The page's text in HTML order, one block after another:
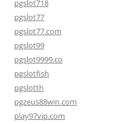
pgslot718
pgslot77
pgslot77.com
pgslot99
pgslot9999.co
pgslotfish
pgslotth
pgzeus88win.com
play97vip.com